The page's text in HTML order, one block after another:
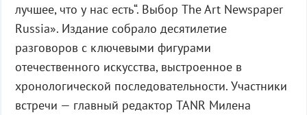
лучшее, что у нас есть“. Выбор The Art Newspaper
Russia». Издание собрало десятилетие
разговоров с ключевыми фигурами
отечественного искусства, выстроенное в
хронологической последовательности. Участники
встречи — главный редактор TANR Милена